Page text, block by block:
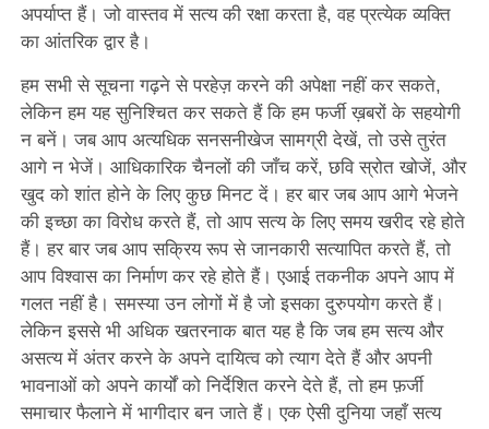
अपर्याप्त हैं। जो वास्तव में सत्य की रक्षा करता है, वह प्रत्येक व्यक्ति
का आंतरिक द्वार है।
हम सभी से सूचना गढ़ने से परहेज़ करने की अपेक्षा नहीं कर सकते,
लेकिन हम यह सुनिश्चित कर सकते हैं कि हम फर्जी ख़बरों के सहयोगी
न बनें। जब आप अत्यधिक सनसनीखेज सामग्री देखें, तो उसे तुरंत
आगे न भेजें। आधिकारिक चैनलों की जाँच करें, छवि स्रोत खोजें, और
खुद को शांत होने के लिए कुछ मिनट दें। हर बार जब आप आगे भेजने
की इच्छा का विरोध करते हैं, तो आप सत्य के लिए समय खरीद रहे होते
हैं। हर बार जब आप सक्रिय रूप से जानकारी सत्यापित करते हैं, तो
आप विश्वास का निर्माण कर रहे होते हैं। एआई तकनीक अपने आप में
गलत नहीं है। समस्या उन लोगों में है जो इसका दुरुपयोग करते हैं।
लेकिन इससे भी अधिक खतरनाक बात यह है कि जब हम सत्य और
असत्य में अंतर करने के अपने दायित्व को त्याग देते हैं और अपनी
भावनाओं को अपने कार्यों को निर्देशित करने देते हैं, तो हम फ़र्जी
समाचार फैलाने में भागीदार बन जाते हैं। एक ऐसी दुनिया जहाँ सत्य